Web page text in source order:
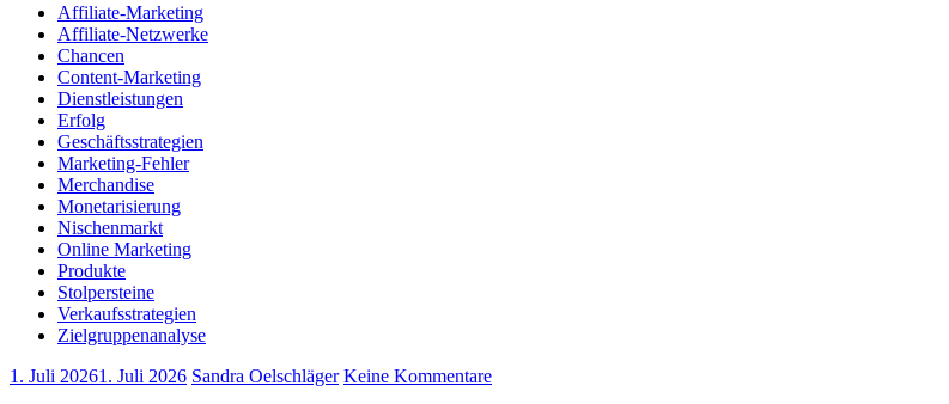
Affiliate-Marketing
Affiliate-Netzwerke
Chancen
Content-Marketing
Dienstleistungen
Erfolg
Geschäftsstrategien
Marketing-Fehler
Merchandise
Monetarisierung
Nischenmarkt
Online Marketing
Produkte
Stolpersteine
Verkaufsstrategien
Zielgruppenanalyse
1. Juli 20261. Juli 2026 Sandra Oelschläger Keine Kommentare